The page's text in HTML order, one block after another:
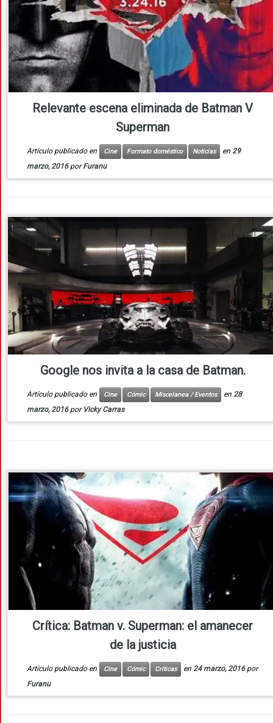
Relevante escena eliminada de Batman V
Superman
Artículo publicado en Cine Formato doméstico Noticias en 29
marzo, 2016 porFuranu
Google nos invita a la casa de Batman.
Artículo publicado en Cine Cómic Miscelanea / Eventos en 28
marzo, 2016 por Vicky Carras
Crítica: Batman v. Superman: el amanecer
de la justicia
Artículo publicado en Cine Cómic Críticas en 24 marzo, 2016 por
Furanu